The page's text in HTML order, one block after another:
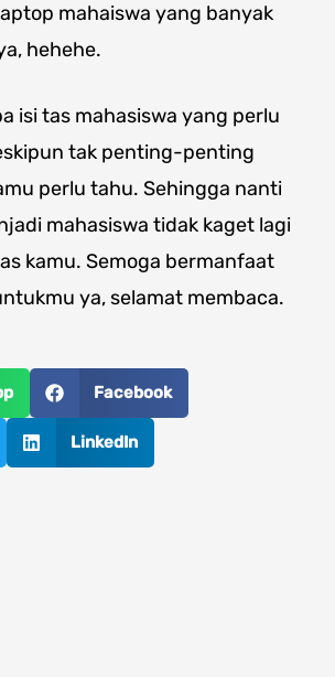
mahaiswa yang banyak
hehehe.
isi tas mahasiswa yang perlu
tak penting-penting
perlu tahu. Sehingga nanti
mahasiswa tidak kaget lagi
kamu. Semoga bermanfaat
ya, selamat membaca.
Facebook
LinkedIn